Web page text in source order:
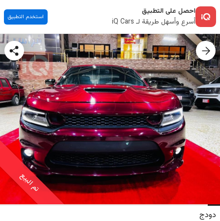
احصل على التطبيق
أسرع وأسهل طريقة لـ iQ Cars
استخدم التطبيق
تم البيع
دودج